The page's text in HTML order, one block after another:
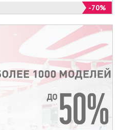
-70%